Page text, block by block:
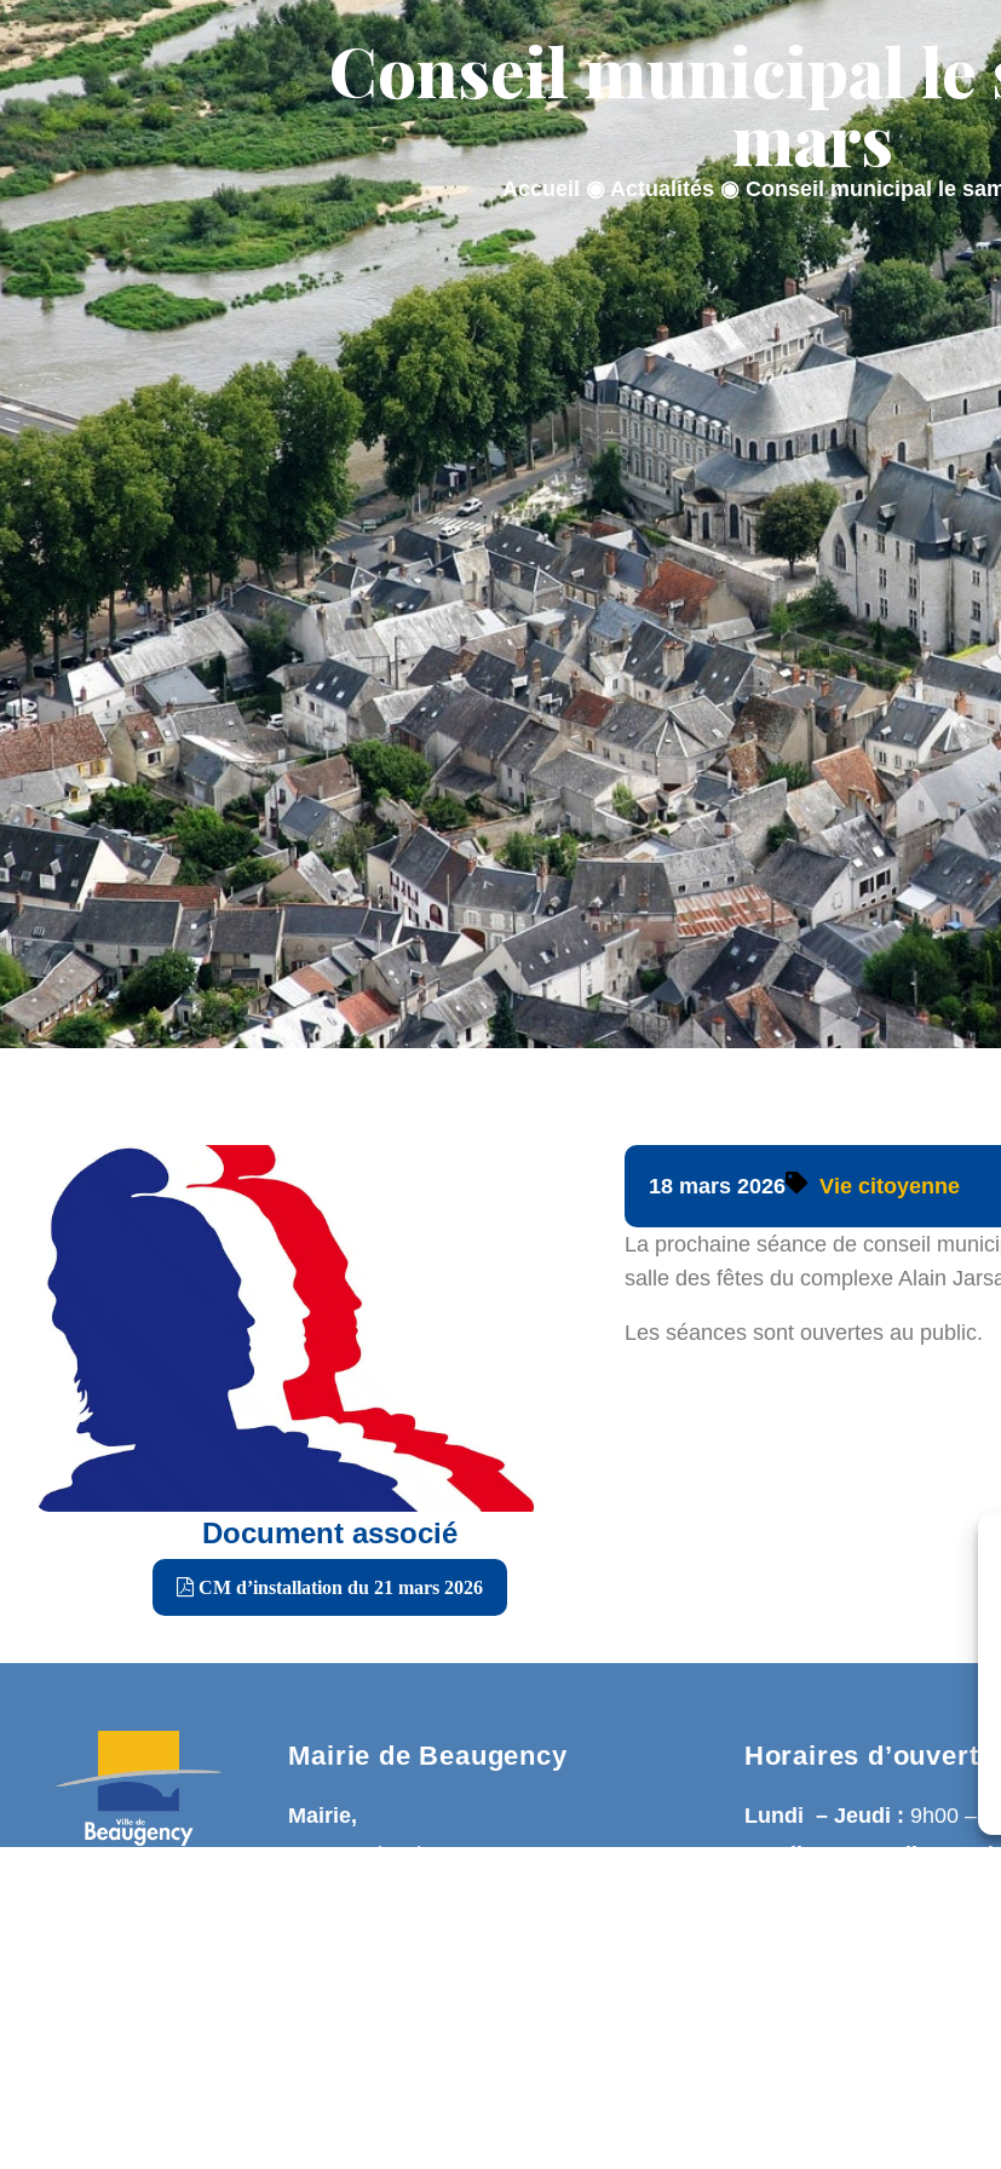
principal
ACTUALITÉS MA MAIRIE MON QUOTIDIEN
Conseil municipal le
mars
Accueil ◉ Actualités◉Conseil municipal le
Document associé
CM d’installation du 21 mars 2026
18 mars 2026 Vie citoyenne
La prochaine séance de conseil
salle des fêtes du complexe Alain
Les séances sont ouvertes au public.
Mairie de Beaugency
Mairie,
20, Rue du Change
Horaires
Lundi – Jeudi : 9h00 –
Mardi – Mercredi –